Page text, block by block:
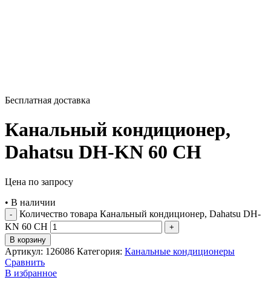
Бесплатная доставка
Канальный кондиционер,
Dahatsu DH-KN 60 CH
Цена по запросу
• В наличии
Количество товара Канальный кондиционер, Dahatsu DH-
KN 60 CH
В корзину
Артикул: 126086 Категория: Канальные кондиционеры
Сравнить
В избранное